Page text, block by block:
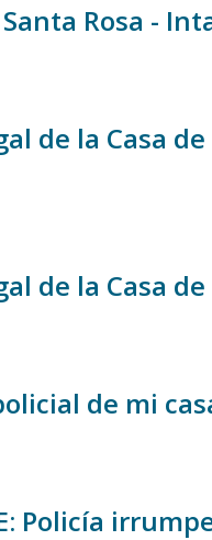
Rosa -
de la Casa
de la Casa
de mi
Policía